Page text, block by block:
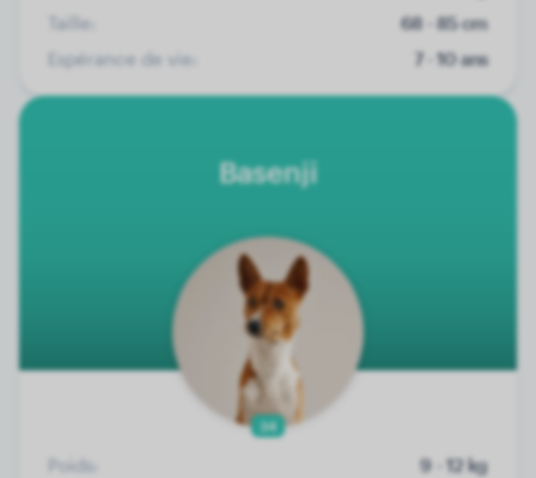
Taille:
68 - 85 cm
Espérance de vie:
7 - 10 ans
Basenji
34
Poids:
9 - 12 kg